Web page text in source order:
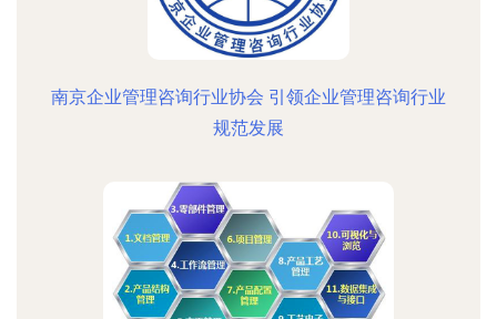
南京企业管理咨询行业协会 引领企业管理咨询行业
规范发展